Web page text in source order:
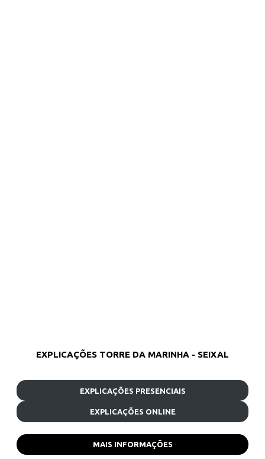
EXPLICAÇÕES TORRE DA MARINHA - SEIXAL
EXPLICAÇÕES PRESENCIAIS
EXPLICAÇÕES ONLINE
MAIS INFORMAÇÕES